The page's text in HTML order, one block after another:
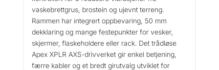
vaskebrettgrus, brostein og ujevnt terreng.
Rammen har integrert oppbevaring, 50 mm
dekklaring og mange festepunkter for vesker,
skjermer, flaskeholdere eller rack. Det trådløse
Apex XPLR AXS-drivverket gir enkel betjening,
færre kabler og et bredt girutvalg utviklet for